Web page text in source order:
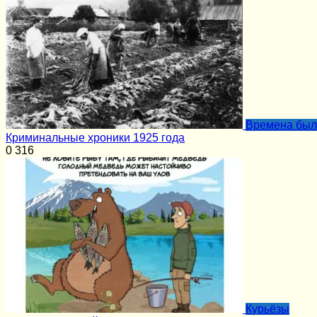
Времена
Криминальные хроники 1925 года
0 316
Курьёзы